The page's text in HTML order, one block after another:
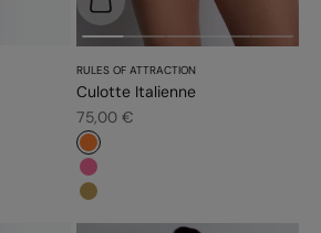
RULES OF ATTRACTION
Culotte Italienne
Prix de vente
75,00 €
#fd7c31
#f5689a
#bb9b54